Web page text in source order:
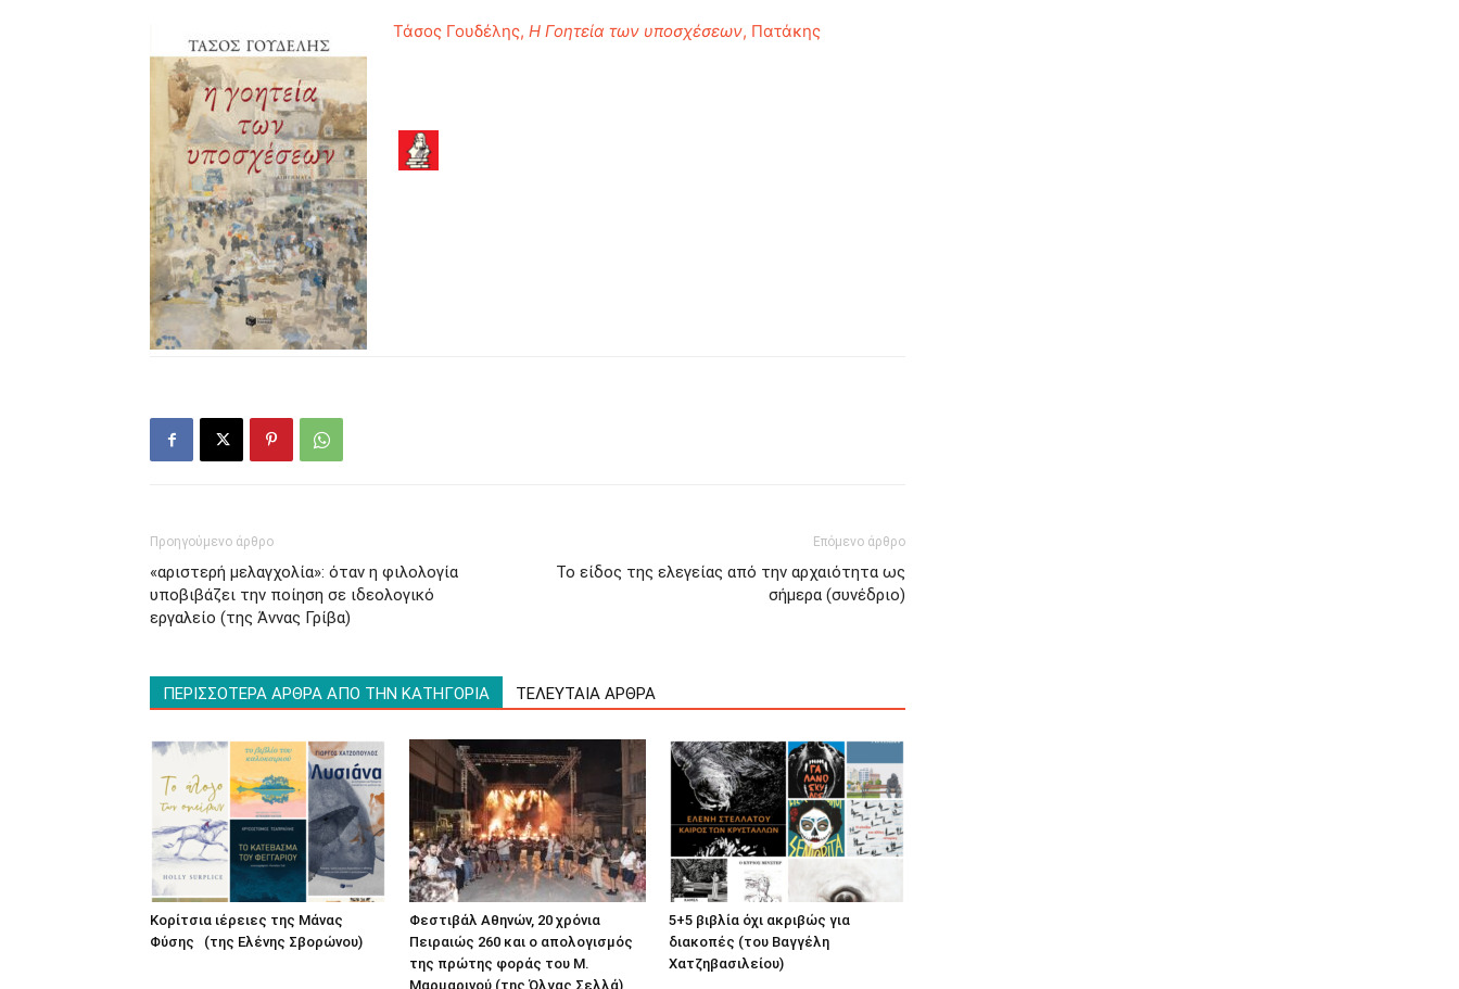
Τάσος Γουδέλης, Η Γοητεία των υποσχέσεων, Πατάκης
Προηγούμενο άρθρο
«αριστερή μελαγχολία»: όταν η φιλολογία
υποβιβάζει την ποίηση σε ιδεολογικό
εργαλείο (της Άννας Γρίβα)
Επόμενο άρθρο
Το είδος της ελεγείας από την αρχαιότητα ως
σήμερα (συνέδριο)
ΠΕΡΙΣΣΟΤΕΡΑ ΑΡΘΡΑ ΑΠΟ ΤΗΝ ΚΑΤΗΓΟΡΙΑ ΤΕΛΕΥΤΑΙΑ ΑΡΘΡΑ
Κορίτσια ιέρειες της Μάνας
Φύσης (της Ελένης Σβορώνου)
Φεστιβάλ Αθηνών, 20 χρόνια
Πειραιώς 260 και ο απολογισμός
της πρώτης φοράς του Μ.
Μαρμαρινού (της Όλγας Σελλά)
5+5 βιβλία όχι ακριβώς για
διακοπές (του Βαγγέλη
Χατζηβασιλείου)